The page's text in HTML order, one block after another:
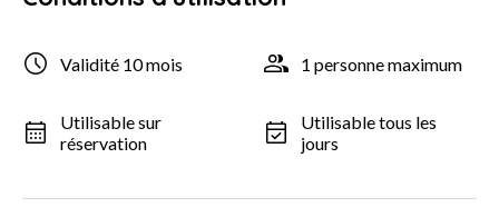
Validité 10 mois 1 personne maximum
Utilisable sur
réservation
Utilisable tous les
jours